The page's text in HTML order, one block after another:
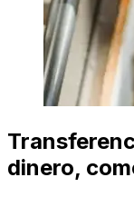
dinero,